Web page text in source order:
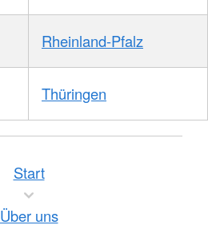
Rheinland-Pfalz
Thüringen
Start
Über uns